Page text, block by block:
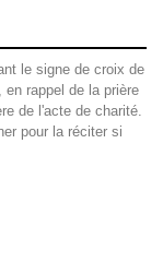
le signe de croix de
rappel de la prière
de l'acte de charité.
pour la réciter si